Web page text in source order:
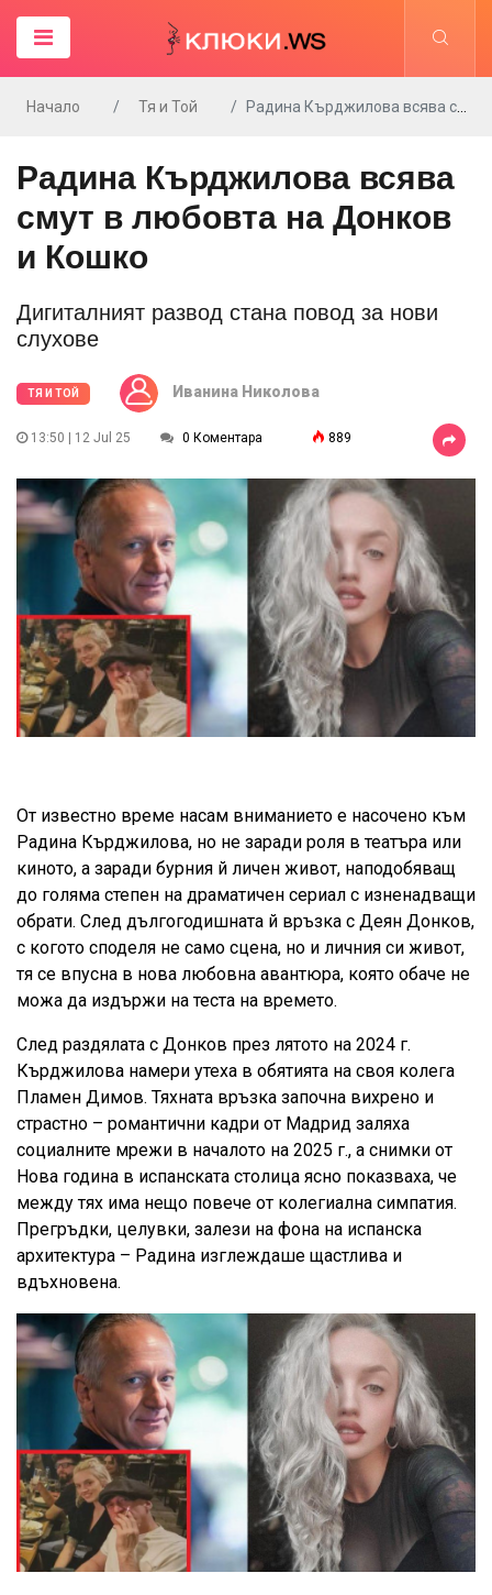
Начало Тя и Той Радина Кърджилова всява смут в любовта на Донков и Кошко
Радина Кърджилова всява
смут в любовта на Донков
и Кошко
Дигиталният развод стана повод за нови
слухове
ТЯ И ТОЙ Иванина Николова
13:50 | 12 Jul 25 0 Коментара 889
От известно време насам вниманието е насочено към
Радина Кърджилова, но не заради роля в театъра или
киното, а заради бурния й личен живот, наподобяващ
до голяма степен на драматичен сериал с изненадващи
обрати. След дългогодишната й връзка с Деян Донков,
с когото споделя не само сцена, но и личния си живот,
тя се впусна в нова любовна авантюра, която обаче не
можа да издържи на теста на времето.
След раздялата с Донков през лятото на 2024 г.
Кърджилова намери утеха в обятията на своя колега
Пламен Димов. Тяхната връзка започна вихрено и
страстно – романтични кадри от Мадрид заляха
социалните мрежи в началото на 2025 г., а снимки от
Нова година в испанската столица ясно показваха, че
между тях има нещо повече от колегиална симпатия.
Прегръдки, целувки, залези на фона на испанска
архитектура – Радина изглеждаше щастлива и
вдъхновена.